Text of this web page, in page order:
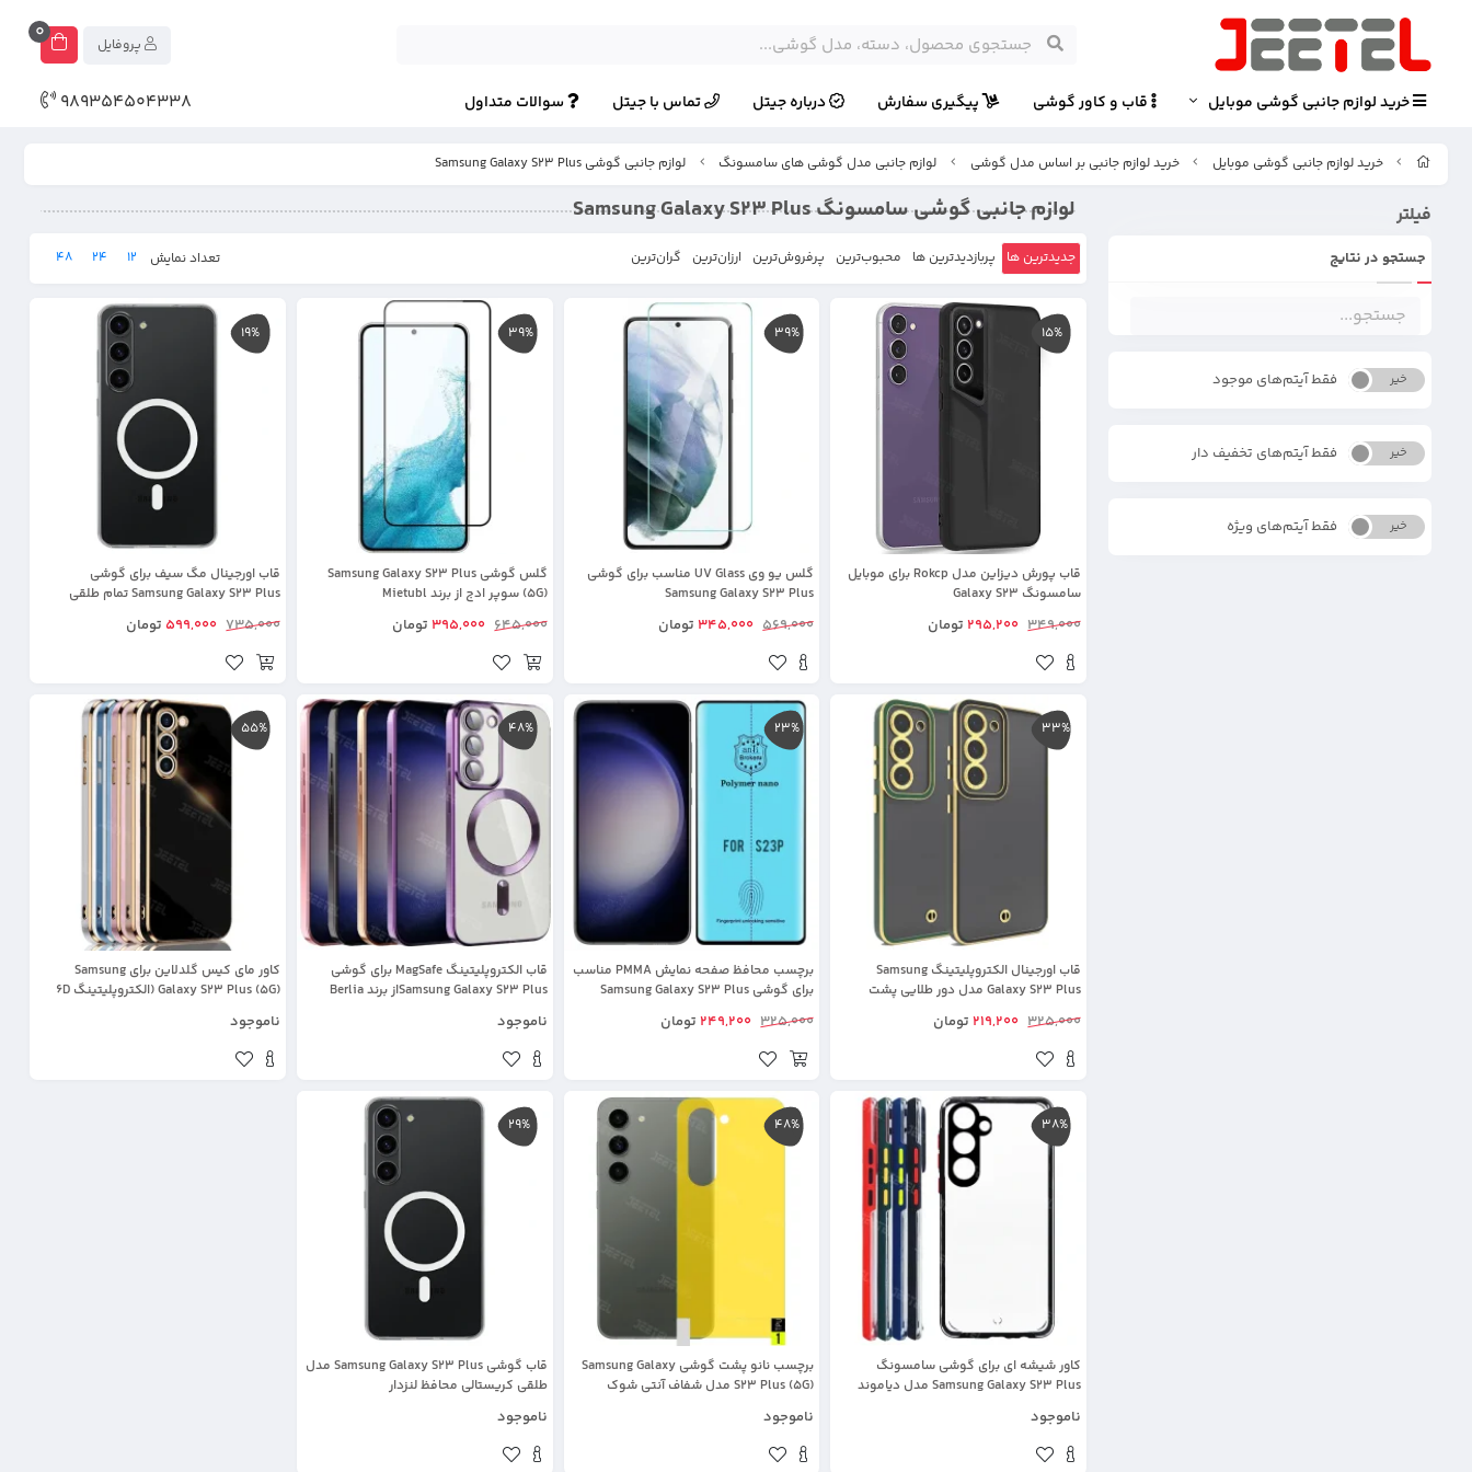
0
خرید لوازم جانبی گوشی موبایل قاب و کاور گوشی پیگیری سفارش درباره جیتل تماس با جیتل سوالات متداول 989354504338
خرید لوازم جانبی گوشی موبایل خرید لوازم جانبی بر اساس مدل گوشی لوازم جانبی مدل گوشی های سامسونگ لوازم جانبی گوشی Samsung Galaxy S23 Plus
فیلتر
جستجو در نتایج
بله خیر فقط آیتم‌های موجود
بله خیر فقط آیتم‌های تخفیف دار
بله خیر فقط آیتم‌های ویژه
لوازم جانبی گوشی سامسونگ Samsung Galaxy S23 Plus
جدیدترین ها پربازدیدترین ها محبوب‌‌ترین پرفروش‌ترین ارزان‌ترین گران‌ترین تعداد نمایش 12
24
48
15%
قاب پورش دیزاین مدل Rokcp برای موبایل
سامسونگ Galaxy S23
349,000
295,200 تومان
39%
گلس یو وی UV Glass مناسب برای گوشی
Samsung Galaxy S23 Plus
569,000
345,000 تومان
39%
گلس گوشی Samsung Galaxy S23 Plus
(5G) سوپر ادج از برند Mietubl
645,000
395,000 تومان
19%
قاب اورجینال مگ سیف برای گوشی
Samsung Galaxy S23 Plus تمام طلقی
735,000
599,000 تومان
33%
قاب اورجینال الکتروپلیتینگ Samsung
Galaxy S23 Plus مدل دور طلایی پشت
325,000
219,200 تومان
23%
برچسب محافظ صفحه نمایش PMMA مناسب
برای گوشی Samsung Galaxy S23 Plus
325,000
249,200 تومان
48%
قاب الکتروپلیتینگ MagSafe برای گوشی
Samsung Galaxy S23 Plusاز برند Berlia
ناموجود
55%
کاور مای کیس گلدلاین برای Samsung
Galaxy S23 Plus (5G) (الکتروپلیتینگ 6D
ناموجود
38%
کاور شیشه ای برای گوشی سامسونگ
Samsung Galaxy S23 Plus مدل دیاموند
ناموجود
48%
برچسب نانو پشت گوشی Samsung Galaxy
S23 Plus (5G) مدل شفاف آنتی شوک
ناموجود
29%
قاب گوشی Samsung Galaxy S23 Plus مدل
طلقی کریستالی محافظ لنزدار
ناموجود